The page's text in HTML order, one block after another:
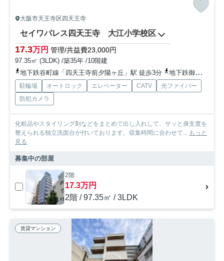
大阪市天王寺区四天王寺
セイワパレス四天王寺 大江小学校区
17.3万円 管理/共益費23,000円
97.35㎡ (3LDK) /築35年 /10階建
地下鉄谷町線「四天王寺前夕陽ヶ丘」駅 徒歩3分
地下鉄御堂筋線「天王寺」駅 徒歩13分
駐輪場 オートロック エレベーター CATV
光ファイバー
防犯カメラ
化粧品やスタイリング剤などをまとめて出し入れして、サッと身支度を
整えられる独立洗面台が付いております。収集時間に合わせて... もっと
見る
募集中の部屋
2階
17.3万円
2階 / 97.35㎡ / 3LDK
賃貸マンション